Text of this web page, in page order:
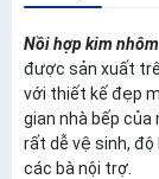
Nồi hợp kim
được sản xuất
với thiết kế đẹp
gian nhà bếp của
rất dễ vệ sinh,
các bà nội trợ.